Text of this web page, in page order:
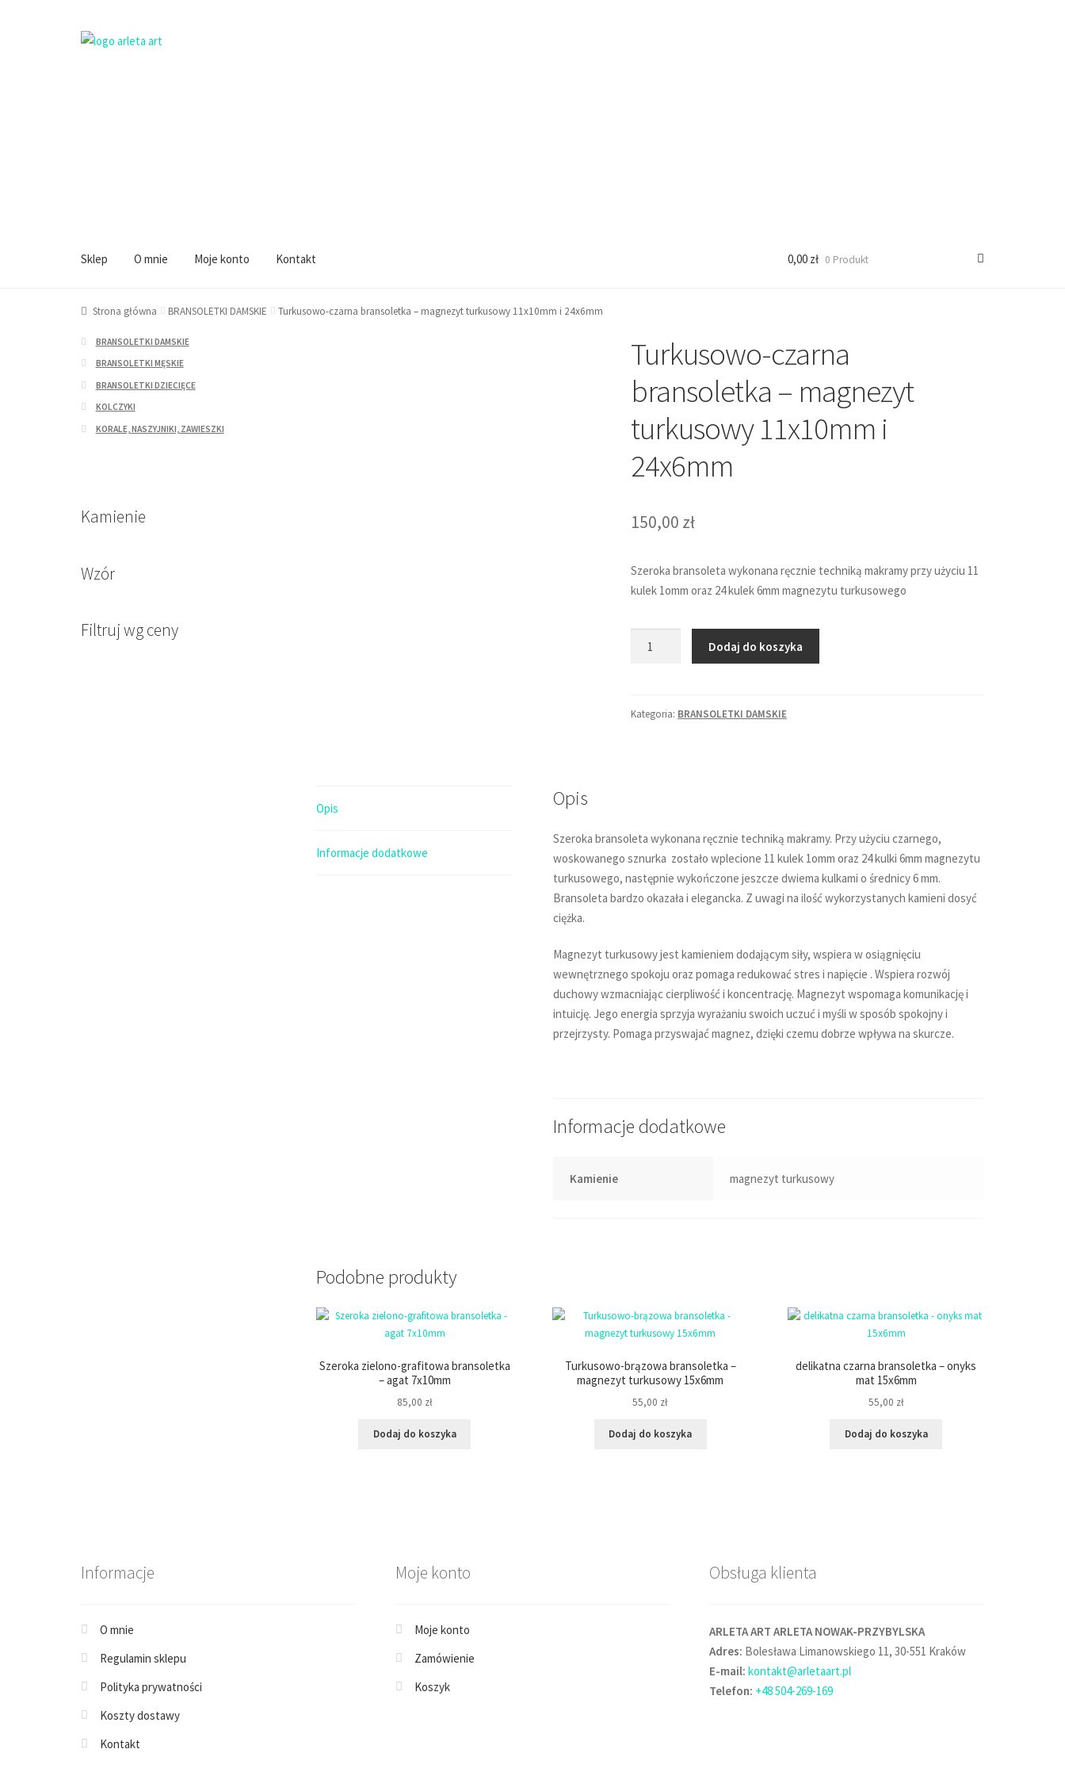
do
do
Sklep O mnie Moje konto Kontakt 0,00 zł 0 Produkt
Strona główna BRANSOLETKI DAMSKIE Turkusowo-czarna bransoletka – magnezyt turkusowy 11x10mm i 24x6mm
Turkusowo-czarna
bransoletka – magnezyt
turkusowy 11x10mm i
24x6mm
150,00 zł
Szeroka bransoleta wykonana ręcznie techniką makramy przy użyciu 11
kulek 1omm oraz 24 kulek 6mm magnezytu turkusowego
-
Dodaj do koszyka
Kategoria: BRANSOLETKI DAMSKIE
Opis
Informacje dodatkowe
Opis
Szeroka bransoleta wykonana ręcznie techniką makramy. Przy użyciu czarnego,
woskowanego sznurka zostało wplecione 11 kulek 1omm oraz 24 kulki 6mm magnezytu
turkusowego, następnie wykończone jeszcze dwiema kulkami o średnicy 6 mm.
Bransoleta bardzo okazała i elegancka. Z uwagi na ilość wykorzystanych kamieni dosyć
ciężka.
Magnezyt turkusowy jest kamieniem dodającym siły, wspiera w osiągnięciu
wewnętrznego spokoju oraz pomaga redukować stres i napięcie . Wspiera rozwój
duchowy wzmacniając cierpliwość i koncentrację. Magnezyt wspomaga komunikację i
intuicję. Jego energia sprzyja wyrażaniu swoich uczuć i myśli w sposób spokojny i
przejrzysty. Pomaga przyswajać magnez, dzięki czemu dobrze wpływa na skurcze.
Informacje dodatkowe
Kamienie magnezyt turkusowy
Podobne produkty
Szeroka zielono-grafitowa bransoletka
– agat 7x10mm
85,00 zł
Dodaj do koszyka
Turkusowo-brązowa bransoletka –
magnezyt turkusowy 15x6mm
55,00 zł
Dodaj do koszyka
delikatna czarna bransoletka – onyks
mat 15x6mm
55,00 zł
Dodaj do koszyka
BRANSOLETKI DAMSKIE
BRANSOLETKI MĘSKIE
BRANSOLETKI DZIECIĘCE
KOLCZYKI
KORALE, NASZYJNIKI, ZAWIESZKI
Kamienie
Wzór
Filtruj wg ceny
Informacje
O mnie
Regulamin sklepu
Polityka prywatności
Koszty dostawy
Kontakt
Moje konto
Moje konto
Zamówienie
Koszyk
Obsługa klienta
ARLETA ART ARLETA NOWAK-PRZYBYLSKA
Adres: Bolesława Limanowskiego 11, 30-551 Kraków
E-mail: kontakt@arletaart.pl
Telefon: +48 504-269-169